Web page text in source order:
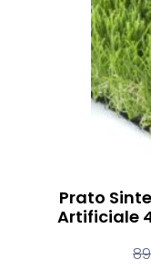
Prato
Artificiale